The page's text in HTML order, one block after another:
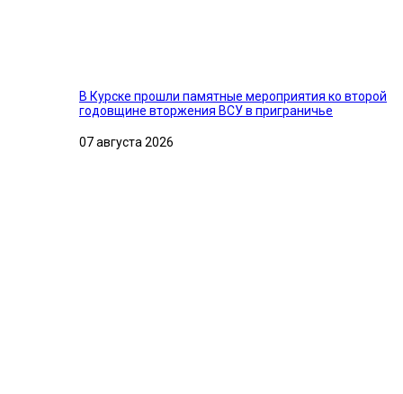
В Курске прошли памятные мероприятия ко второй
годовщине вторжения ВСУ в приграничье
07 августа 2026